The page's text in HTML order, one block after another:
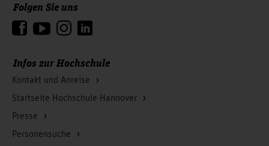
Infos zur Hochschule
Kontakt und Anreise
Startseite Hochschule Hannover
Presse
Personensuche
Folgen Sie uns